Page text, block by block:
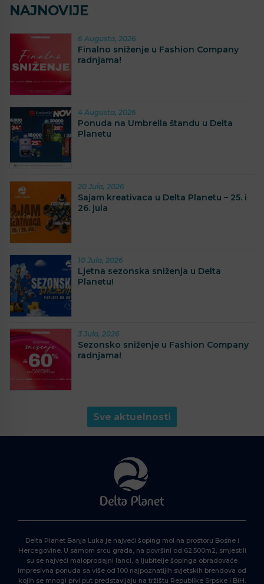
NAJNOVIJE
6 Augusta, 2026
Finalno sniženje u Fashion Company
radnjama!
4 Augusta, 2026
Ponuda na Umbrella štandu u Delta
Planetu
20 Jula, 2026
Sajam kreativaca u Delta Planetu – 25. i
26. jula
10 Jula, 2026
Ljetna sezonska sniženja u Delta
Planetu!
3 Jula, 2026
Sezonsko sniženje u Fashion Company
radnjama!
Sve aktuelnosti
Delta Planet Banja Luka je najveći šoping mol na prostoru Bosne i
Hercegovine. U samom srcu grada, na površini od 62.500m2, smjestili
su se najveći maloprodajni lanci, a ljubitelje šopinga obradovaće
impresivna ponuda sa više od 100 najpoznatijih svjetskih brendova od
kojih se mnogi prvi put predstavljaju na tržištu Republike Srpske i BiH.